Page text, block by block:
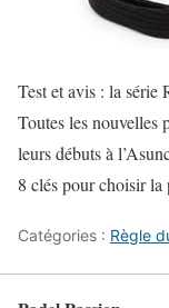
Test et avis : la série
Toutes les nouvelles
leurs débuts à
8 clés pour choisir la
Catégories : Règle